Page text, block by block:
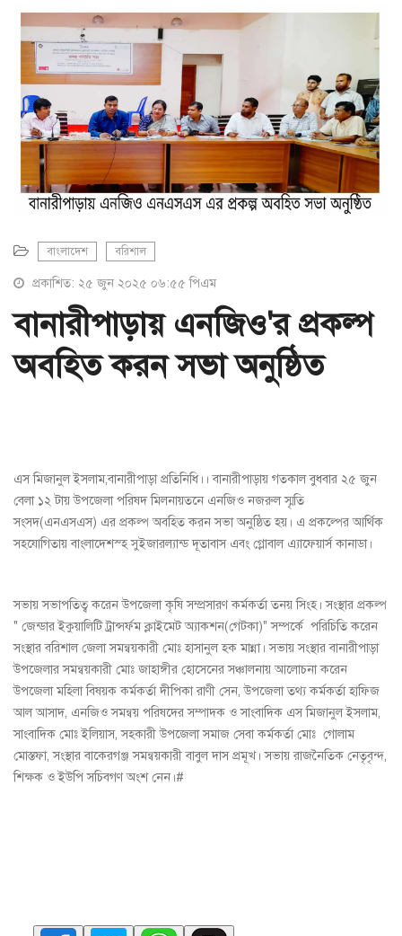
a
t
o
n
বাংলাদেশ বরিশাল
প্রকাশিত: ২৫ জুন ২০২৫ ০৬:৫৫ পিএম
বানারীপাড়ায় এনজিও'র প্রকল্প
অবহিত করন সভা অনুষ্ঠিত
এস মিজানুল ইসলাম,বানারীপাড়া প্রতিনিধি।। বানারীপাড়ায় গতকাল বুধবার ২৫ জুন
বেলা ১২ টায় উপজেলা পরিষদ মিলনায়তনে এনজিও নজরুল স্মৃতি
সংসদ(এনএসএস) এর প্রকল্প অবহিত করন সভা অনুষ্ঠিত হয়। এ প্রকল্পের আর্থিক
সহযোগিতায় বাংলাদেশস্হ সুইজারল্যান্ড দূতাবাস এবং গ্লোবাল এ্যাফেয়ার্স কানাডা।
সভায় সভাপতিত্ব করেন উপজেলা কৃষি সম্প্রসারণ কর্মকর্তা তনয় সিংহ। সংস্থার প্রকল্প
" জেন্ডার ইকুয়ালিটি ট্রান্সর্ফম ক্লাইমেট অ্যাকশন(গেটকা)" সম্পর্কে পরিচিতি করেন
সংস্থার বরিশাল জেলা সমন্বয়কারী মোঃ হাসানুল হক মান্না। সভায় সংস্থার বানারীপাড়া
উপজেলার সমন্বয়কারী মোঃ জাহাঙ্গীর হোসেনের সঞ্চালনায় আলোচনা করেন
উপজেলা মহিলা বিষয়ক কর্মকর্তা দীপিকা রাণী সেন, উপজেলা তথ্য কর্মকর্তা হাফিজ
আল আসাদ, এনজিও সমন্বয় পরিষদের সম্পাদক ও সাংবাদিক এস মিজানুল ইসলাম,
সাংবাদিক মোঃ ইলিয়াস, সহকারী উপজেলা সমাজ সেবা কর্মকর্তা মোঃ গোলাম
মোস্তফা, সংস্থার বাকেরগঞ্জ সমন্বয়কারী বাবুল দাস প্রমূখ। সভায় রাজনৈতিক নেতৃবৃন্দ,
শিক্ষক ও ইউপি সচিবগণ অংশ নেন।#